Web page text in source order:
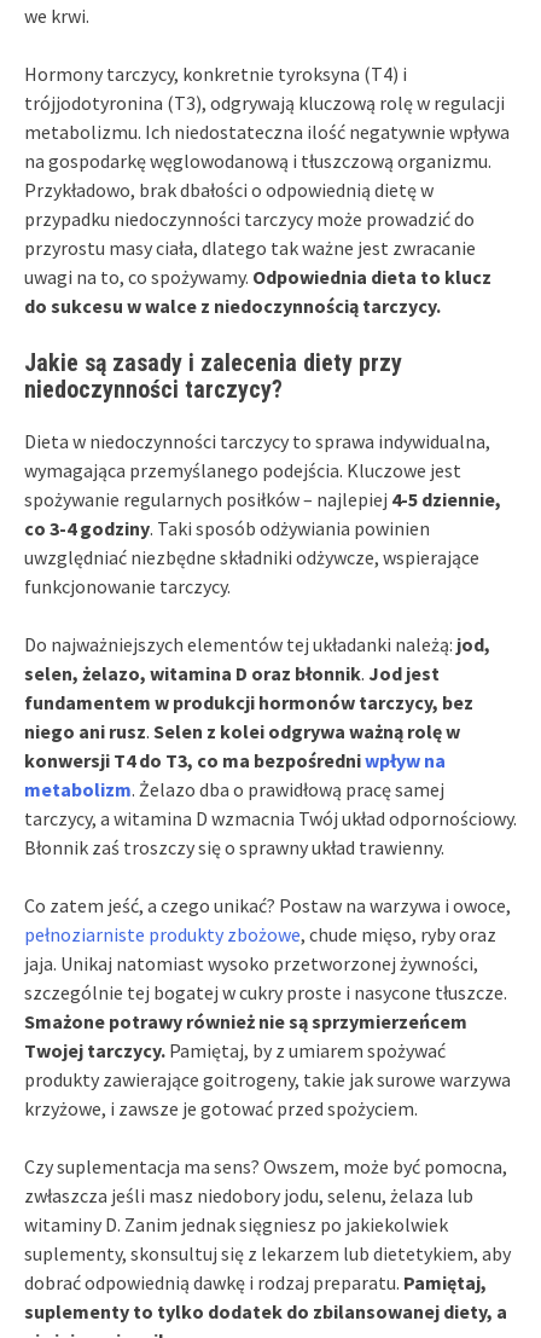
we krwi.
Hormony tarczycy, konkretnie tyroksyna (T4) i
trójjodotyronina (T3), odgrywają kluczową rolę w regulacji
metabolizmu. Ich niedostateczna ilość negatywnie wpływa
na gospodarkę węglowodanową i tłuszczową organizmu.
Przykładowo, brak dbałości o odpowiednią dietę w
przypadku niedoczynności tarczycy może prowadzić do
przyrostu masy ciała, dlatego tak ważne jest zwracanie
uwagi na to, co spożywamy. Odpowiednia dieta to klucz
do sukcesu w walce z niedoczynnością tarczycy.
Jakie są zasady i zalecenia diety przy
niedoczynności tarczycy?
Dieta w niedoczynności tarczycy to sprawa indywidualna,
wymagająca przemyślanego podejścia. Kluczowe jest
spożywanie regularnych posiłków – najlepiej 4-5 dziennie,
co 3-4 godziny. Taki sposób odżywiania powinien
uwzględniać niezbędne składniki odżywcze, wspierające
funkcjonowanie tarczycy.
Do najważniejszych elementów tej układanki należą: jod,
selen, żelazo, witamina D oraz błonnik. Jod jest
fundamentem w produkcji hormonów tarczycy, bez
niego ani rusz. Selen z kolei odgrywa ważną rolę w
konwersji T4 do T3, co ma bezpośredniwpływ na
metabolizm. Żelazo dba o prawidłową pracę samej
tarczycy, a witamina D wzmacnia Twój układ odpornościowy.
Błonnik zaś troszczy się o sprawny układ trawienny.
Co zatem jeść, a czego unikać? Postaw na warzywa i owoce,
pełnoziarniste produkty zbożowe, chude mięso, ryby oraz
jaja. Unikaj natomiast wysoko przetworzonej żywności,
szczególnie tej bogatej w cukry proste i nasycone tłuszcze.
Smażone potrawy również nie są sprzymierzeńcem
Twojej tarczycy. Pamiętaj, by z umiarem spożywać
produkty zawierające goitrogeny, takie jak surowe warzywa
krzyżowe, i zawsze je gotować przed spożyciem.
Czy suplementacja ma sens? Owszem, może być pomocna,
zwłaszcza jeśli masz niedobory jodu, selenu, żelaza lub
witaminy D. Zanim jednak sięgniesz po jakiekolwiek
suplementy, skonsultuj się z lekarzem lub dietetykiem, aby
dobrać odpowiednią dawkę i rodzaj preparatu. Pamiętaj,
suplementy to tylko dodatek do zbilansowanej diety, a